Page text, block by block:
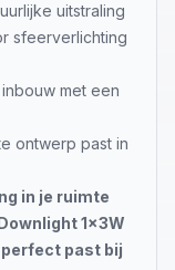
uitstraling
sfeerverlichting
met een
ontwerp past in
in je ruimte
1x3W
past bij